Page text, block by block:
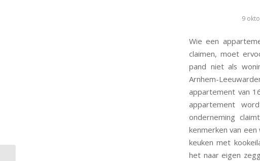
9
Wie een
claimen, moet
pand niet als
Arnhem-
appartement van
appartement
onderneming
kenmerken van
keuken met
het naar eigen